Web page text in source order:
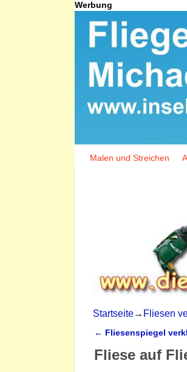
Werbung
Malen und Streichen
Startseite→ Fliesen
← Fliesenspiegel
Fliese auf